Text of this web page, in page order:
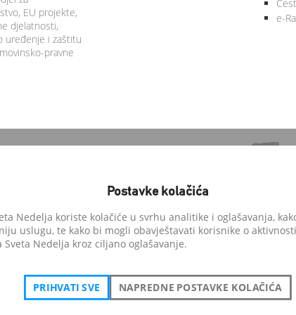
EU projekte,
djelatnosti,
uređenje i zaštitu
pravne
e-
pohvale građana
Postavke kolačića
Nedelja koriste kolačiće u svrhu analitike i oglašavanja,
uslugu, te kako bi mogli obavještavati korisnike o
Nedelja kroz ciljano oglašavanje.
PRIHVATI SVE NAPREDNE POSTAVKE KOLAČIĆA